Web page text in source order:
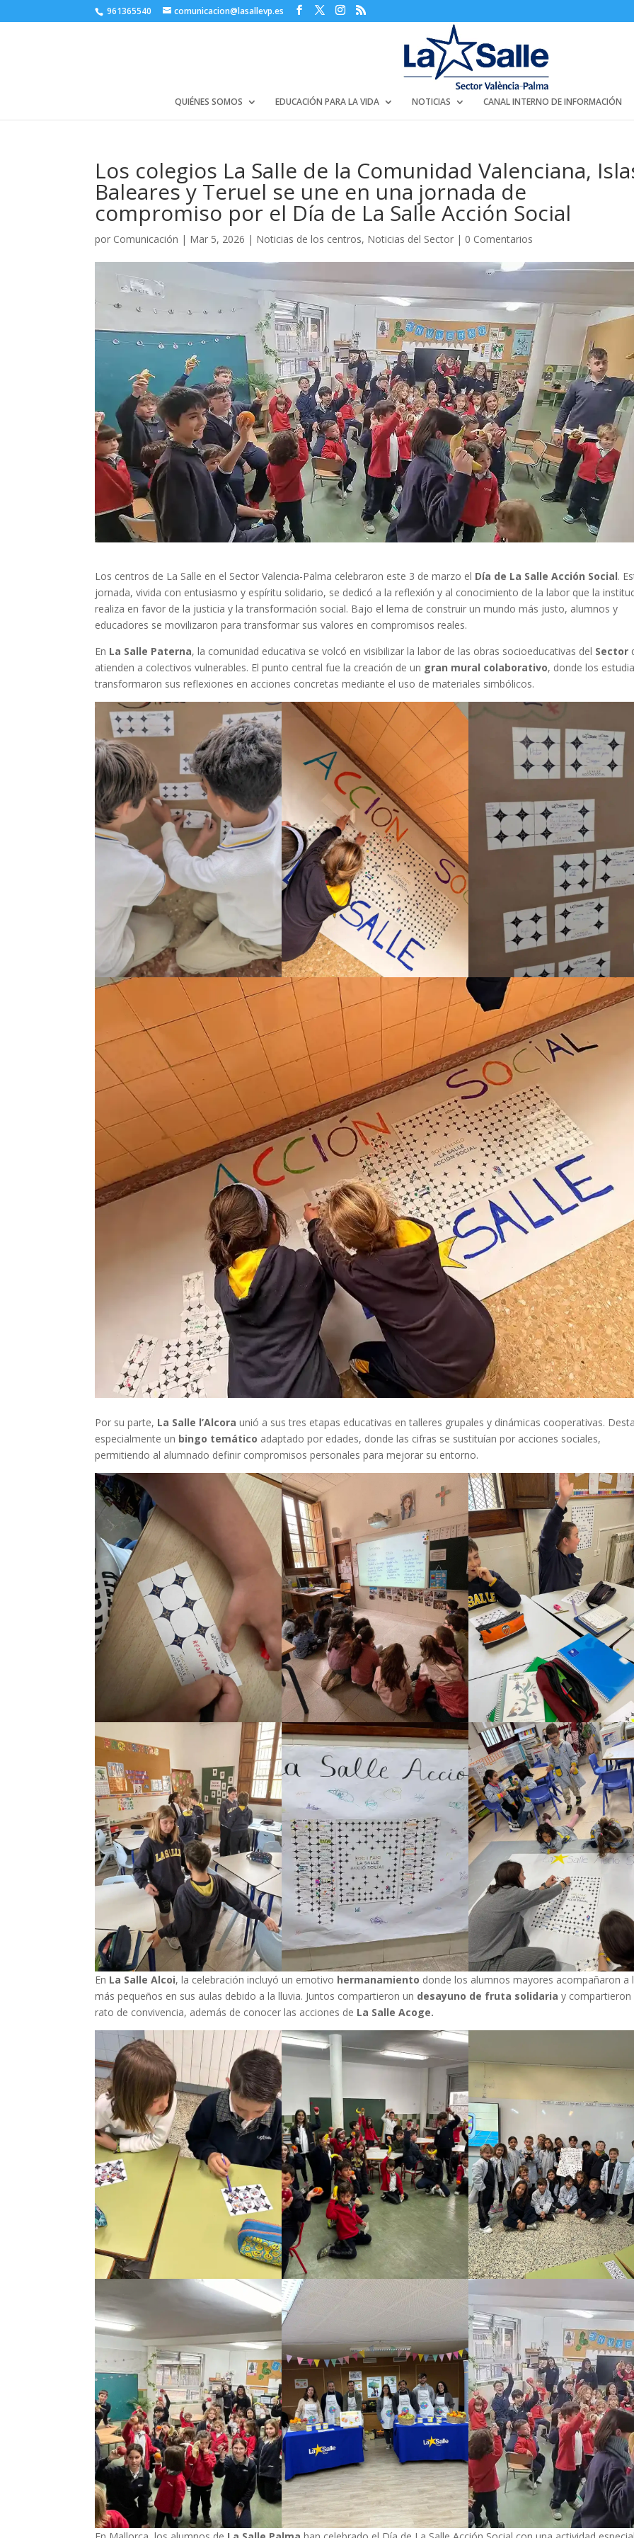
961365540 comunicacion@lasallevp.es
QUIÉNES SOMOS EDUCACIÓN PARA LA VIDA NOTICIAS CANAL INTERNO DE INFORMACIÓN
Los colegios La Salle de la Comunidad Valenciana,
Baleares y Teruel se une en una jornada de
compromiso por el Día de La Salle Acción Social
por Comunicación | Mar 5, 2026 | Noticias de los centros, Noticias del Sector | 0 Comentarios
Los centros de La Salle en el Sector Valencia-Palma celebraron este 3 de marzo el Día de La Salle Acción Social.
jornada, vivida con entusiasmo y espíritu solidario, se dedicó a la reflexión y al conocimiento de la labor que la
realiza en favor de la justicia y la transformación social. Bajo el lema de construir un mundo más justo, alumnos y
educadores se movilizaron para transformar sus valores en compromisos reales.
En La Salle Paterna, la comunidad educativa se volcó en visibilizar la labor de las obras socioeducativas del Sector
atienden a colectivos vulnerables. El punto central fue la creación de un gran mural colaborativo, donde los
transformaron sus reflexiones en acciones concretas mediante el uso de materiales simbólicos.
Por su parte, La Salle l’Alcoraunió a sus tres etapas educativas en talleres grupales y dinámicas cooperativas.
especialmente un bingo temático adaptado por edades, donde las cifras se sustituían por acciones sociales,
permitiendo al alumnado definir compromisos personales para mejorar su entorno.
En La Salle Alcoi, la celebración incluyó un emotivo hermanamiento donde los alumnos mayores acompañaron a
más pequeños en sus aulas debido a la lluvia. Juntos compartieron un desayuno de fruta solidaria y compartieron
rato de convivencia, además de conocer las acciones de La Salle Acoge.